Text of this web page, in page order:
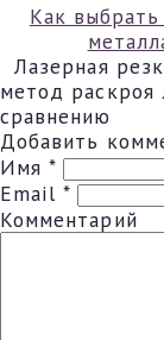
Как
Лазерная
метод раскроя
сравнению
Добавить
Имя*
Email*
Комментарий